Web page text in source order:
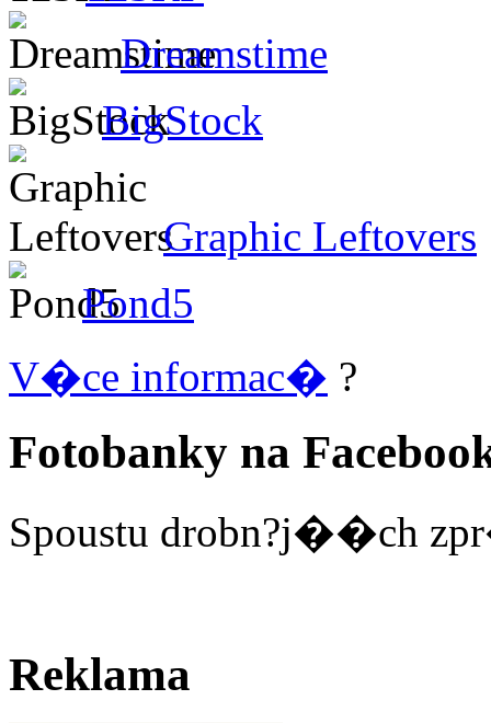
Dreamstime
BigStock
Graphic Leftovers
Pond5
V�ce informac� ?
Fotobanky na
Spoustu drobn?j��ch
Reklama